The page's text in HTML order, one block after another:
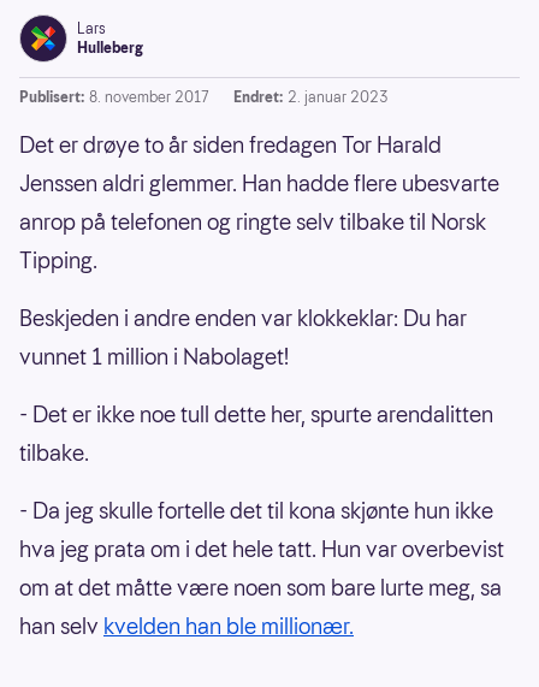
Lars
Hulleberg
Publisert: 8. november 2017 Endret: 2. januar 2023
Det er drøye to år siden fredagen Tor Harald
Jenssen aldri glemmer. Han hadde flere ubesvarte
anrop på telefonen og ringte selv tilbake til Norsk
Tipping.
Beskjeden i andre enden var klokkeklar: Du har
vunnet 1 million i Nabolaget!
- Det er ikke noe tull dette her, spurte arendalitten
tilbake.
- Da jeg skulle fortelle det til kona skjønte hun ikke
hva jeg prata om i det hele tatt. Hun var overbevist
om at det måtte være noen som bare lurte meg, sa
han selv kvelden han ble millionær.